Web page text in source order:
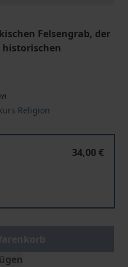
Felsengrab, der
Religion
34,00 €